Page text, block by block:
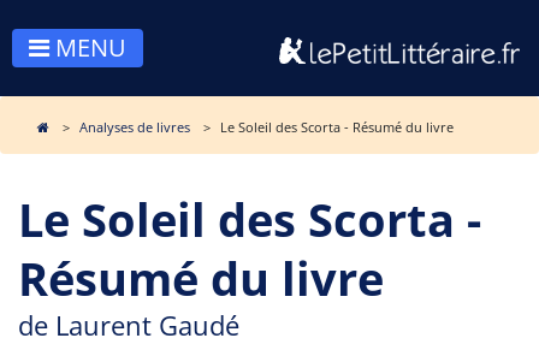
MENU
Analyses de livres Le Soleil des Scorta - Résumé du livre
Le Soleil des Scorta -
Résumé du livre
de Laurent Gaudé